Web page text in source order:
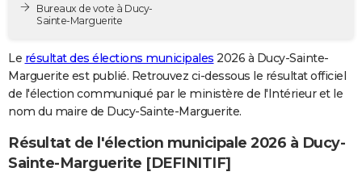
Destinations
City break
Voyage nature
Voyage de noces
Forum
PHOTO
GUIDES D'ACHAT
BONS PLANS
CARTE DE VOEUX
Carte de Noël
Carte Bonne année
Carte Saint-Valentin
Carte Pâques
Carte d'anniversaire
DICTIONNAIRE
Bureaux de vote à Ducy-
Sainte-Marguerite
Le résultat des élections municipales 2026 à Ducy-Sainte-
Marguerite est publié. Retrouvez ci-dessous le résultat officiel
de l'élection communiqué par le ministère de l'Intérieur et le
nom du maire de Ducy-Sainte-Marguerite.
Résultat de l'élection municipale 2026 à Ducy-
Sainte-Marguerite [DEFINITIF]